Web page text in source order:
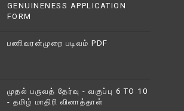
GENUINENESS APPLICATION
FORM
பணிவரன்முறை படிவம் PDF
முதல் பருவத் தேர்வு - வகுப்பு 6 TO 10
- தமிழ் மாதிரி வினாத்தாள்